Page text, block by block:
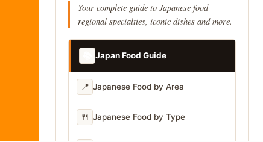
Your complete guide to Japanese food
regional specialties, iconic dishes and more.
Japan Food Guide
📍 Japanese Food by Area
🍴 Japanese Food by Type